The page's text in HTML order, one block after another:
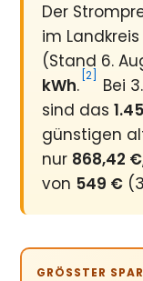
Der
im
(Stand 6.
kWh. [2]
Bei
sind das
günstigen
nur 868,42 €
von 549 €
GRÖSSTER